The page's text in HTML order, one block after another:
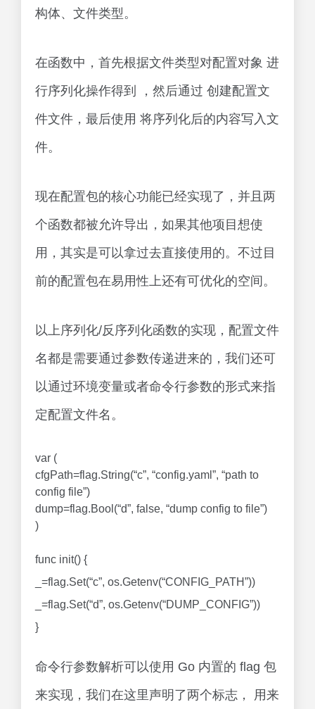
构体、文件类型。
在函数中，首先根据文件类型对配置对象 进
行序列化操作得到 ，然后通过 创建配置文
件文件，最后使用 将序列化后的内容写入文
件。
现在配置包的核心功能已经实现了，并且两
个函数都被允许导出，如果其他项目想使
用，其实是可以拿过去直接使用的。不过目
前的配置包在易用性上还有可优化的空间。
以上序列化/反序列化函数的实现，配置文件
名都是需要通过参数传递进来的，我们还可
以通过环境变量或者命令行参数的形式来指
定配置文件名。
var (
cfgPath=flag.String(“c”, “config.yaml”, “path to
config file”)
dump=flag.Bool(“d”, false, “dump config to file”)
)
func init() {
_=flag.Set(“c”, os.Getenv(“CONFIG_PATH”))
_=flag.Set(“d”, os.Getenv(“DUMP_CONFIG”))
}
命令行参数解析可以使用 Go 内置的 flag 包
来实现，我们在这里声明了两个标志， 用来